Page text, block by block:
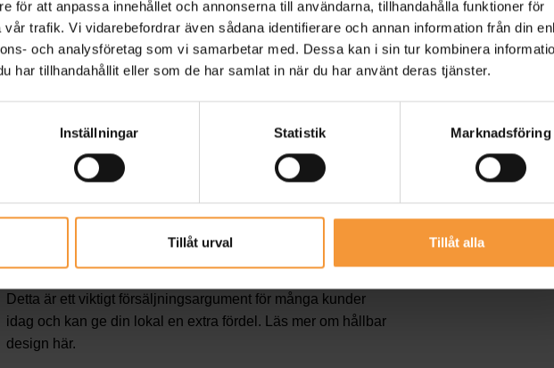
för att anpassa innehållet och annonserna till användarna, tillhandahålla funktioner för
trafik. Vi vidarebefordrar även sådana identifierare och annan information från din
och analysföretag som vi samarbetar med. Dessa kan i sin tur kombinera
har tillhandahållit eller som de har samlat in när du har använt deras tjänster.
Inställningar Statistik Marknadsföring
Tillåt urval Tillåt alla
Skandinavisk design i fokus
Skandinavisk design handlar om rena linjer, ljusa färger och
naturliga material. Denna stil är både tidlös och modern,
vilket gör den perfekt för eventlokaler. Skandinavisk design
att sätta stämningen på ett evenemang. Möbler i denna stil är
för flexibla utrymmen.
Detta är ett viktigt försäljningsargument för många kunder
idag och kan ge din lokal en extra fördel. Läs mer om hållbar
design här.